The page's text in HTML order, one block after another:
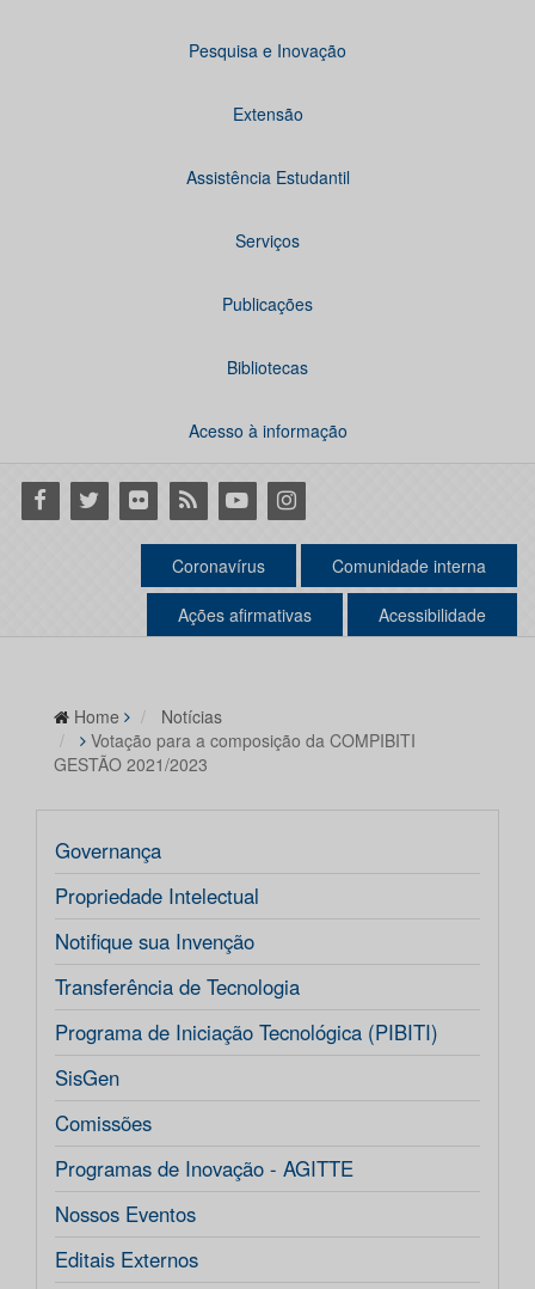
Pesquisa e Inovação
Extensão
Assistência Estudantil
Serviços
Publicações
Bibliotecas
Acesso à informação
Facebook
Twitter Flickr RSS YoutubeInstagram
Coronavírus Comunidade interna
Ações afirmativas Acessibilidade
Home
Notícias
Votação para a composição da COMPIBITI
GESTÃO 2021/2023
Governança
Propriedade Intelectual
Notifique sua Invenção
Transferência de Tecnologia
Programa de Iniciação Tecnológica (PIBITI)
SisGen
Comissões
Programas de Inovação - AGITTE
Nossos Eventos
Editais Externos